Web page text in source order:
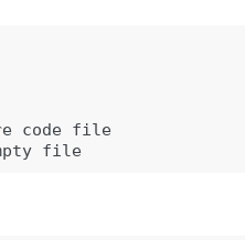
code file